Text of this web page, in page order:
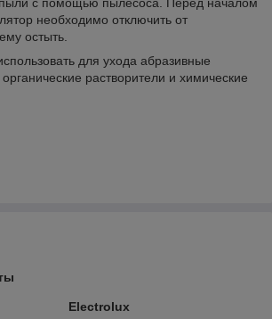
с помощью пылесоса. Перед началом
необходимо отключить от
остыть.
для ухода абразивные
растворители и химические
Electrolux